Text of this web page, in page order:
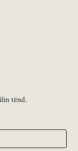
tënd.